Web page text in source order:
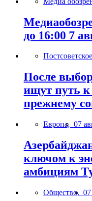
до 16:00 7
После
ищут путь к
прежнему
Европа, 07
ключом к
амбициям
Общество,